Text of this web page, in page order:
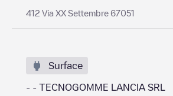
412 Via XX Settembre 67051
Surface
- - TECNOGOMME LANCIA SRL